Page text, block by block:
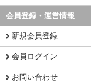
会員登録・運営情報
新規会員登録
会員ログイン
お問い合わせ